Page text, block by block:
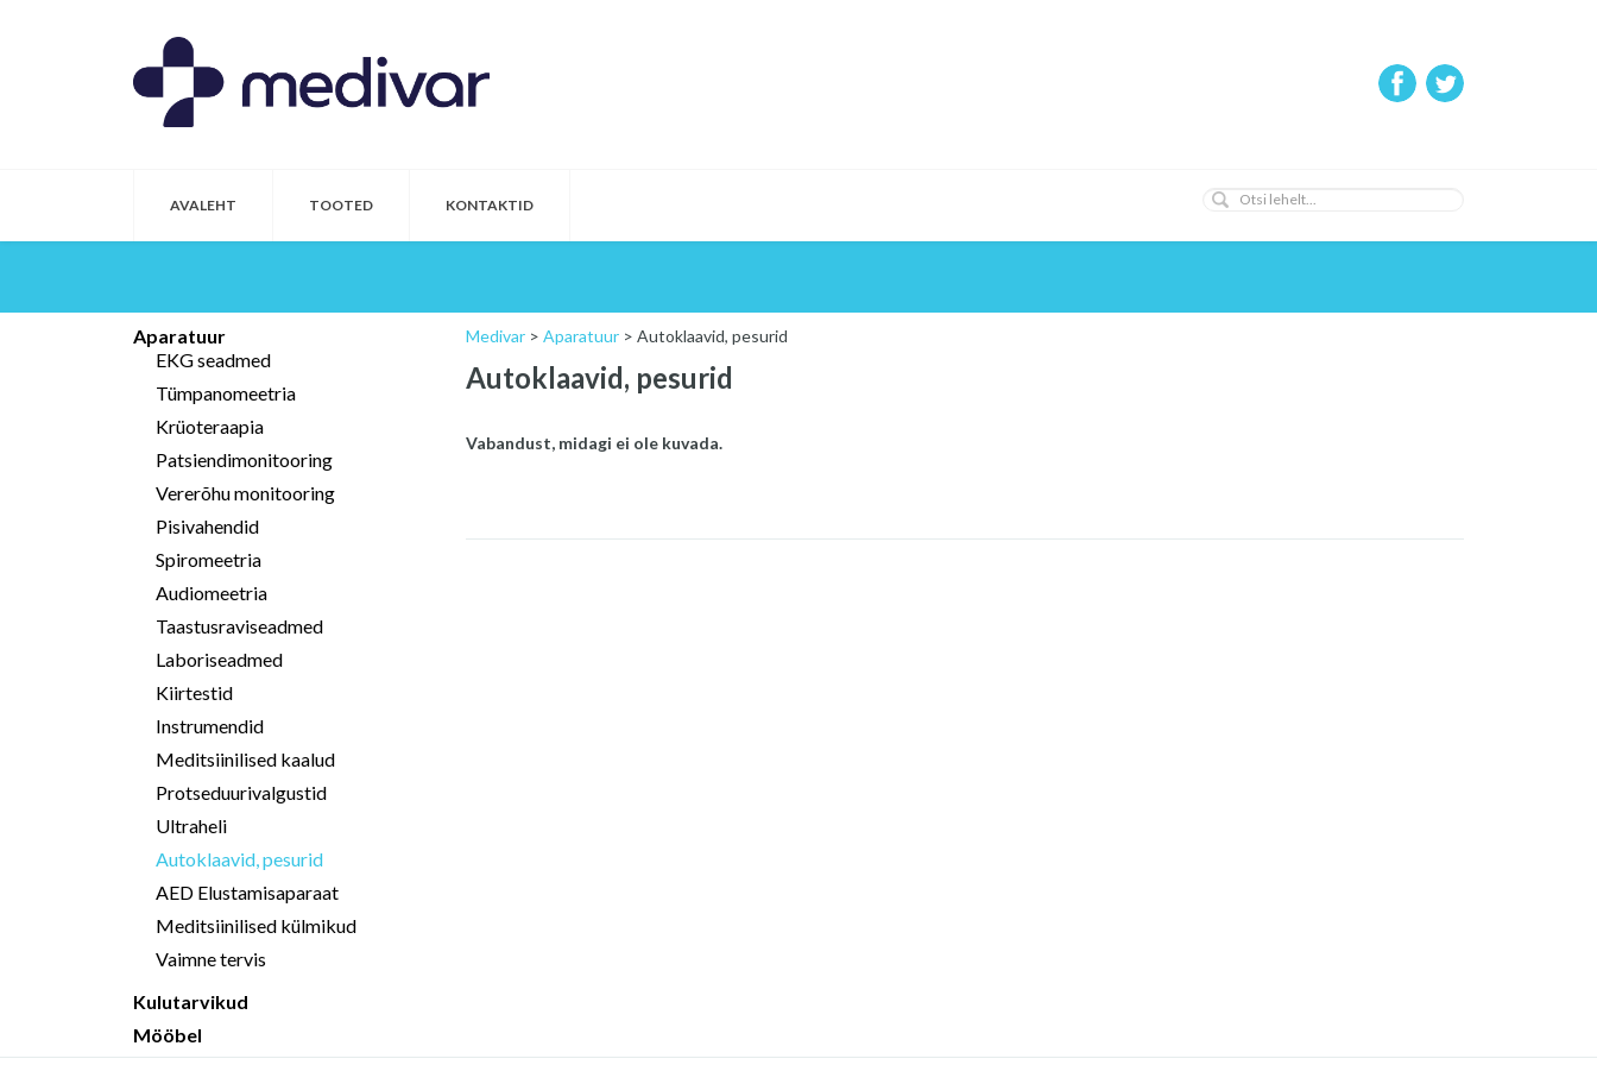
AVALEHT TOOTED KONTAKTID
Aparatuur
EKG seadmed
Tümpanomeetria
Krüoteraapia
Patsiendimonitooring
Vererõhu monitooring
Pisivahendid
Spiromeetria
Audiomeetria
Taastusraviseadmed
Laboriseadmed
Kiirtestid
Instrumendid
Meditsiinilised kaalud
Protseduurivalgustid
Ultraheli
Autoklaavid, pesurid
AED Elustamisaparaat
Meditsiinilised külmikud
Vaimne tervis
Kulutarvikud
Mööbel
Medivar > Aparatuur > Autoklaavid, pesurid
Autoklaavid, pesurid
Vabandust, midagi ei ole kuvada.